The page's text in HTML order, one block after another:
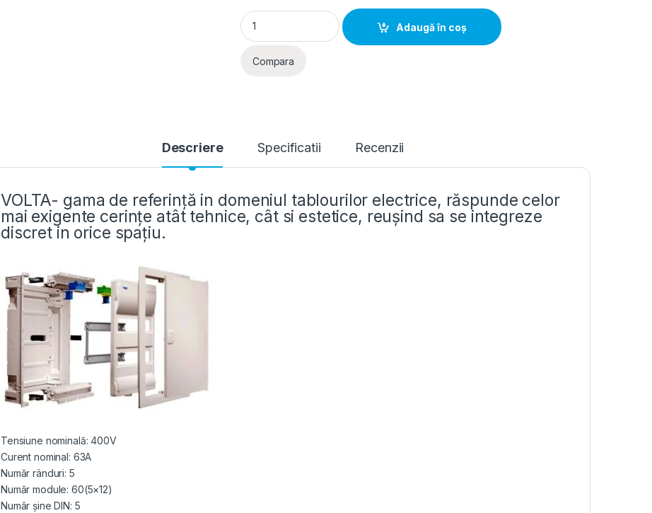
Tablou încastrat 60 module ușă transparentă IP30, Hager Volta | VU60NG quantity
Adaugă în coș
Compara
Descriere Specificatii Recenzii
VOLTA- gama de referință in domeniul tablourilor electrice, răspunde celor
mai exigente cerințe atât tehnice, cât si estetice, reușind sa se integreze
discret in orice spațiu.
Tensiune nominală: 400V
Curent nominal: 63A
Număr rânduri: 5
Număr module: 60(5×12)
Număr șine DIN: 5